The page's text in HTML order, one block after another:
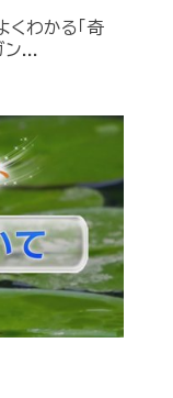
くわかる「奇
ン...